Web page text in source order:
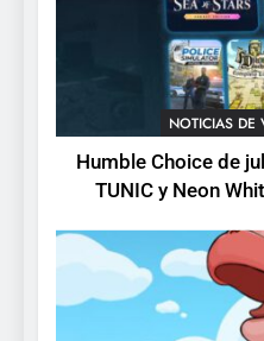
pack
de
con
NOTICIAS DE
Humble Choice de
TUNIC y Neon